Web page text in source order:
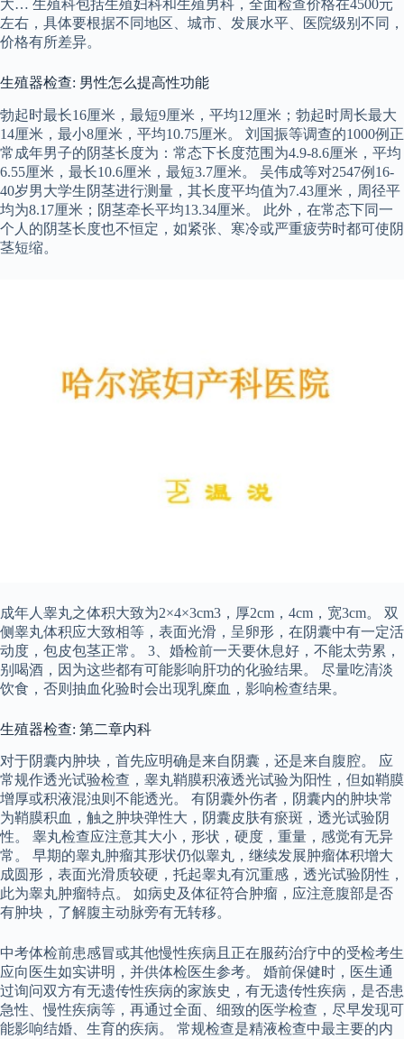
大… 生殖科包括生殖妇科和生殖男科，全面检查价格在4500元
左右，具体要根据不同地区、城市、发展水平、医院级别不同，
价格有所差异。
生殖器检查: 男性怎么提高性功能
勃起时最长16厘米，最短9厘米，平均12厘米；勃起时周长最大
14厘米，最小8厘米，平均10.75厘米。 刘国振等调查的1000例正
常成年男子的阴茎长度为：常态下长度范围为4.9-8.6厘米，平均
6.55厘米，最长10.6厘米，最短3.7厘米。 吴伟成等对2547例16-
40岁男大学生阴茎进行测量，其长度平均值为7.43厘米，周径平
均为8.17厘米；阴茎牵长平均13.34厘米。 此外，在常态下同一
个人的阴茎长度也不恒定，如紧张、寒冷或严重疲劳时都可使阴
茎短缩。
成年人睾丸之体积大致为2×4×3cm3，厚2cm，4cm，宽3cm。 双
侧睾丸体积应大致相等，表面光滑，呈卵形，在阴囊中有一定活
动度，包皮包茎正常。 3、婚检前一天要休息好，不能太劳累，
别喝酒，因为这些都有可能影响肝功的化验结果。 尽量吃清淡
饮食，否则抽血化验时会出现乳糜血，影响检查结果。
生殖器检查: 第二章内科
对于阴囊内肿块，首先应明确是来自阴囊，还是来自腹腔。 应
常规作透光试验检查，睾丸鞘膜积液透光试验为阳性，但如鞘膜
增厚或积液混浊则不能透光。 有阴囊外伤者，阴囊内的肿块常
为鞘膜积血，触之肿块弹性大，阴囊皮肤有瘀斑，透光试验阴
性。 睾丸检查应注意其大小，形状，硬度，重量，感觉有无异
常。 早期的睾丸肿瘤其形状仍似睾丸，继续发展肿瘤体积增大
成圆形，表面光滑质较硬，托起睾丸有沉重感，透光试验阴性，
此为睾丸肿瘤特点。 如病史及体征符合肿瘤，应注意腹部是否
有肿块，了解腹主动脉旁有无转移。
中考体检前患感冒或其他慢性疾病且正在服药治疗中的受检考生
应向医生如实讲明，并供体检医生参考。 婚前保健时，医生通
过询问双方有无遗传性疾病的家族史，有无遗传性疾病，是否患
急性、慢性疾病等，再通过全面、细致的医学检查，尽早发现可
能影响结婚、生育的疾病。 常规检查是精液检查中最主要的内